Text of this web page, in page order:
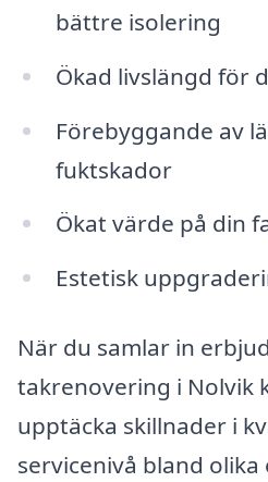
bättre isolering
Ökad livslängd för
Förebyggande av
fuktskador
Ökat värde på din
Estetisk
När du samlar in
takrenovering i Nolvik
upptäcka skillnader i
servicenivå bland